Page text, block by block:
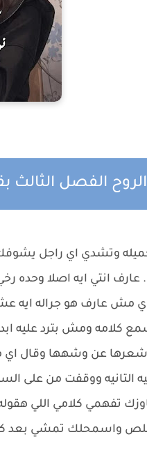
الفصل الثالث
وتشدي اي راجل يشوفك
.. عارف انتي ايه اصلا
مش عارف هو جراله ايه
كلامه ومش بترد عليه
شعرها عن وشهها وقال
التانيه ووقفت من على
تفهمي كلامي اللي
واسمحلك تمشي بعد